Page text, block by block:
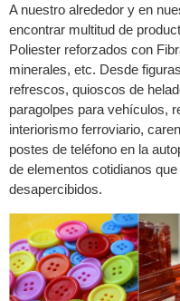
A nuestro alrededor y en
encontrar multitud de
Poliester reforzados con
minerales, etc. Desde
refrescos, quioscos de
paragolpes para vehículos,
interiorismo ferroviario,
postes de teléfono en la
de elementos cotidianos
desapercibidos.